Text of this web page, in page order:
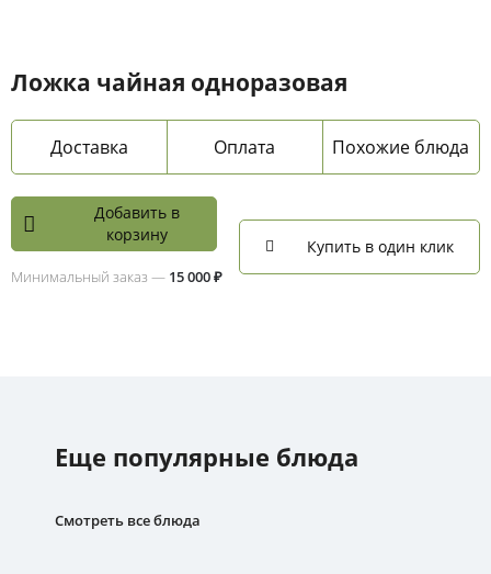
Ложка чайная одноразовая
Доставка Оплата Похожие блюда
Добавить в
корзину
Минимальный заказ — 15 000 ₽
Купить в один клик
Еще популярные блюда
Смотреть все блюда